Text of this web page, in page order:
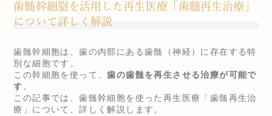
歯髄幹細胞を活用した再生医療「歯髄再生治療」
について詳しく解説
歯髄幹細胞は、歯の内部にある歯髄（神経）に存在する特
別な細胞です。
この幹細胞を使って、歯の歯髄を再生させる治療が可能で
す 。
この記事では、歯髄幹細胞を使った再生医療「歯髄再生治
療」について、詳しく解説します。